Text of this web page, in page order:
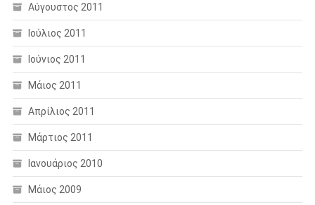
Αύγουστος 2011
Ιούλιος 2011
Ιούνιος 2011
Μάιος 2011
Απρίλιος 2011
Μάρτιος 2011
Ιανουάριος 2010
Μάιος 2009